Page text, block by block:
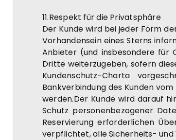
11.Respekt für die Privatsphäre
Der Kunde wird bei jeder Form
Vorhandensein eines Sterns
Anbieter (und insbesondere für
Dritte weiterzugeben, sofern
Kundenschutz-Charta
Bankverbindung des Kunden
werden.Der Kunde wird darauf
Schutz personenbezogener
Reservierung erforderlichen
verpflichtet, alle Sicherheits-